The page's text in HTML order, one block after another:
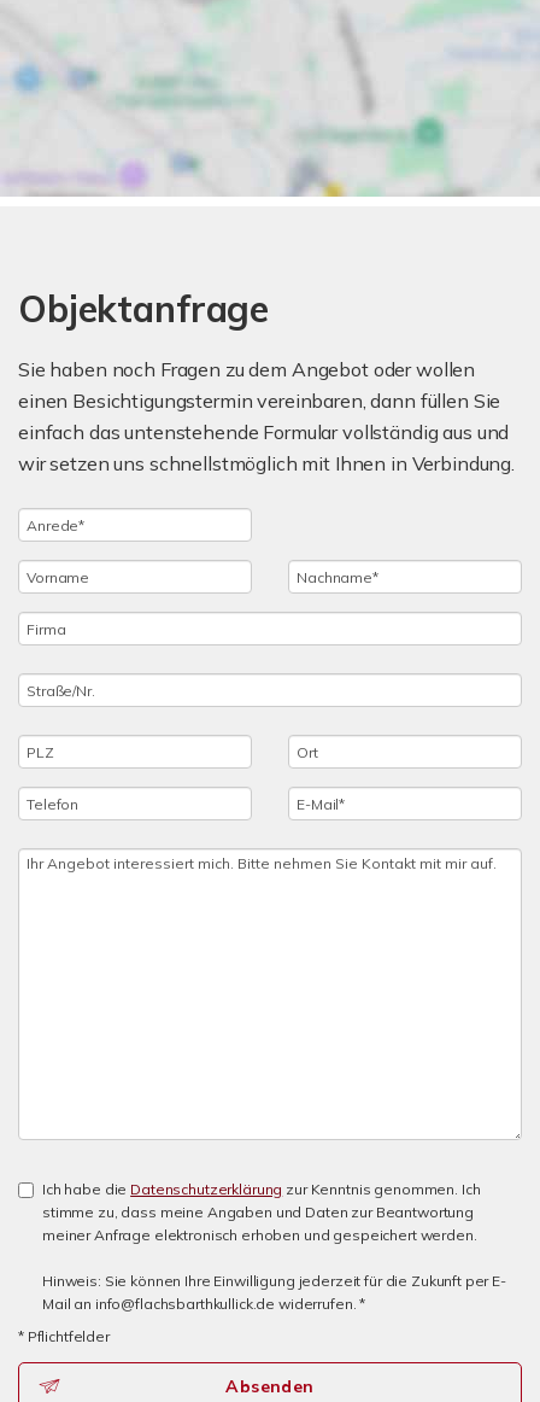
Objektanfrage
Sie haben noch Fragen zu dem Angebot oder wollen
einen Besichtigungstermin vereinbaren, dann füllen Sie
einfach das untenstehende Formular vollständig aus und
wir setzen uns schnellstmöglich mit Ihnen in Verbindung.
Ich habe die Datenschutzerklärung zur Kenntnis genommen. Ich
stimme zu, dass meine Angaben und Daten zur Beantwortung
meiner Anfrage elektronisch erhoben und gespeichert werden.
Hinweis: Sie können Ihre Einwilligung jederzeit für die Zukunft per E-
Mail an info@flachsbarthkullick.de widerrufen. *
* Pflichtfelder
Absenden